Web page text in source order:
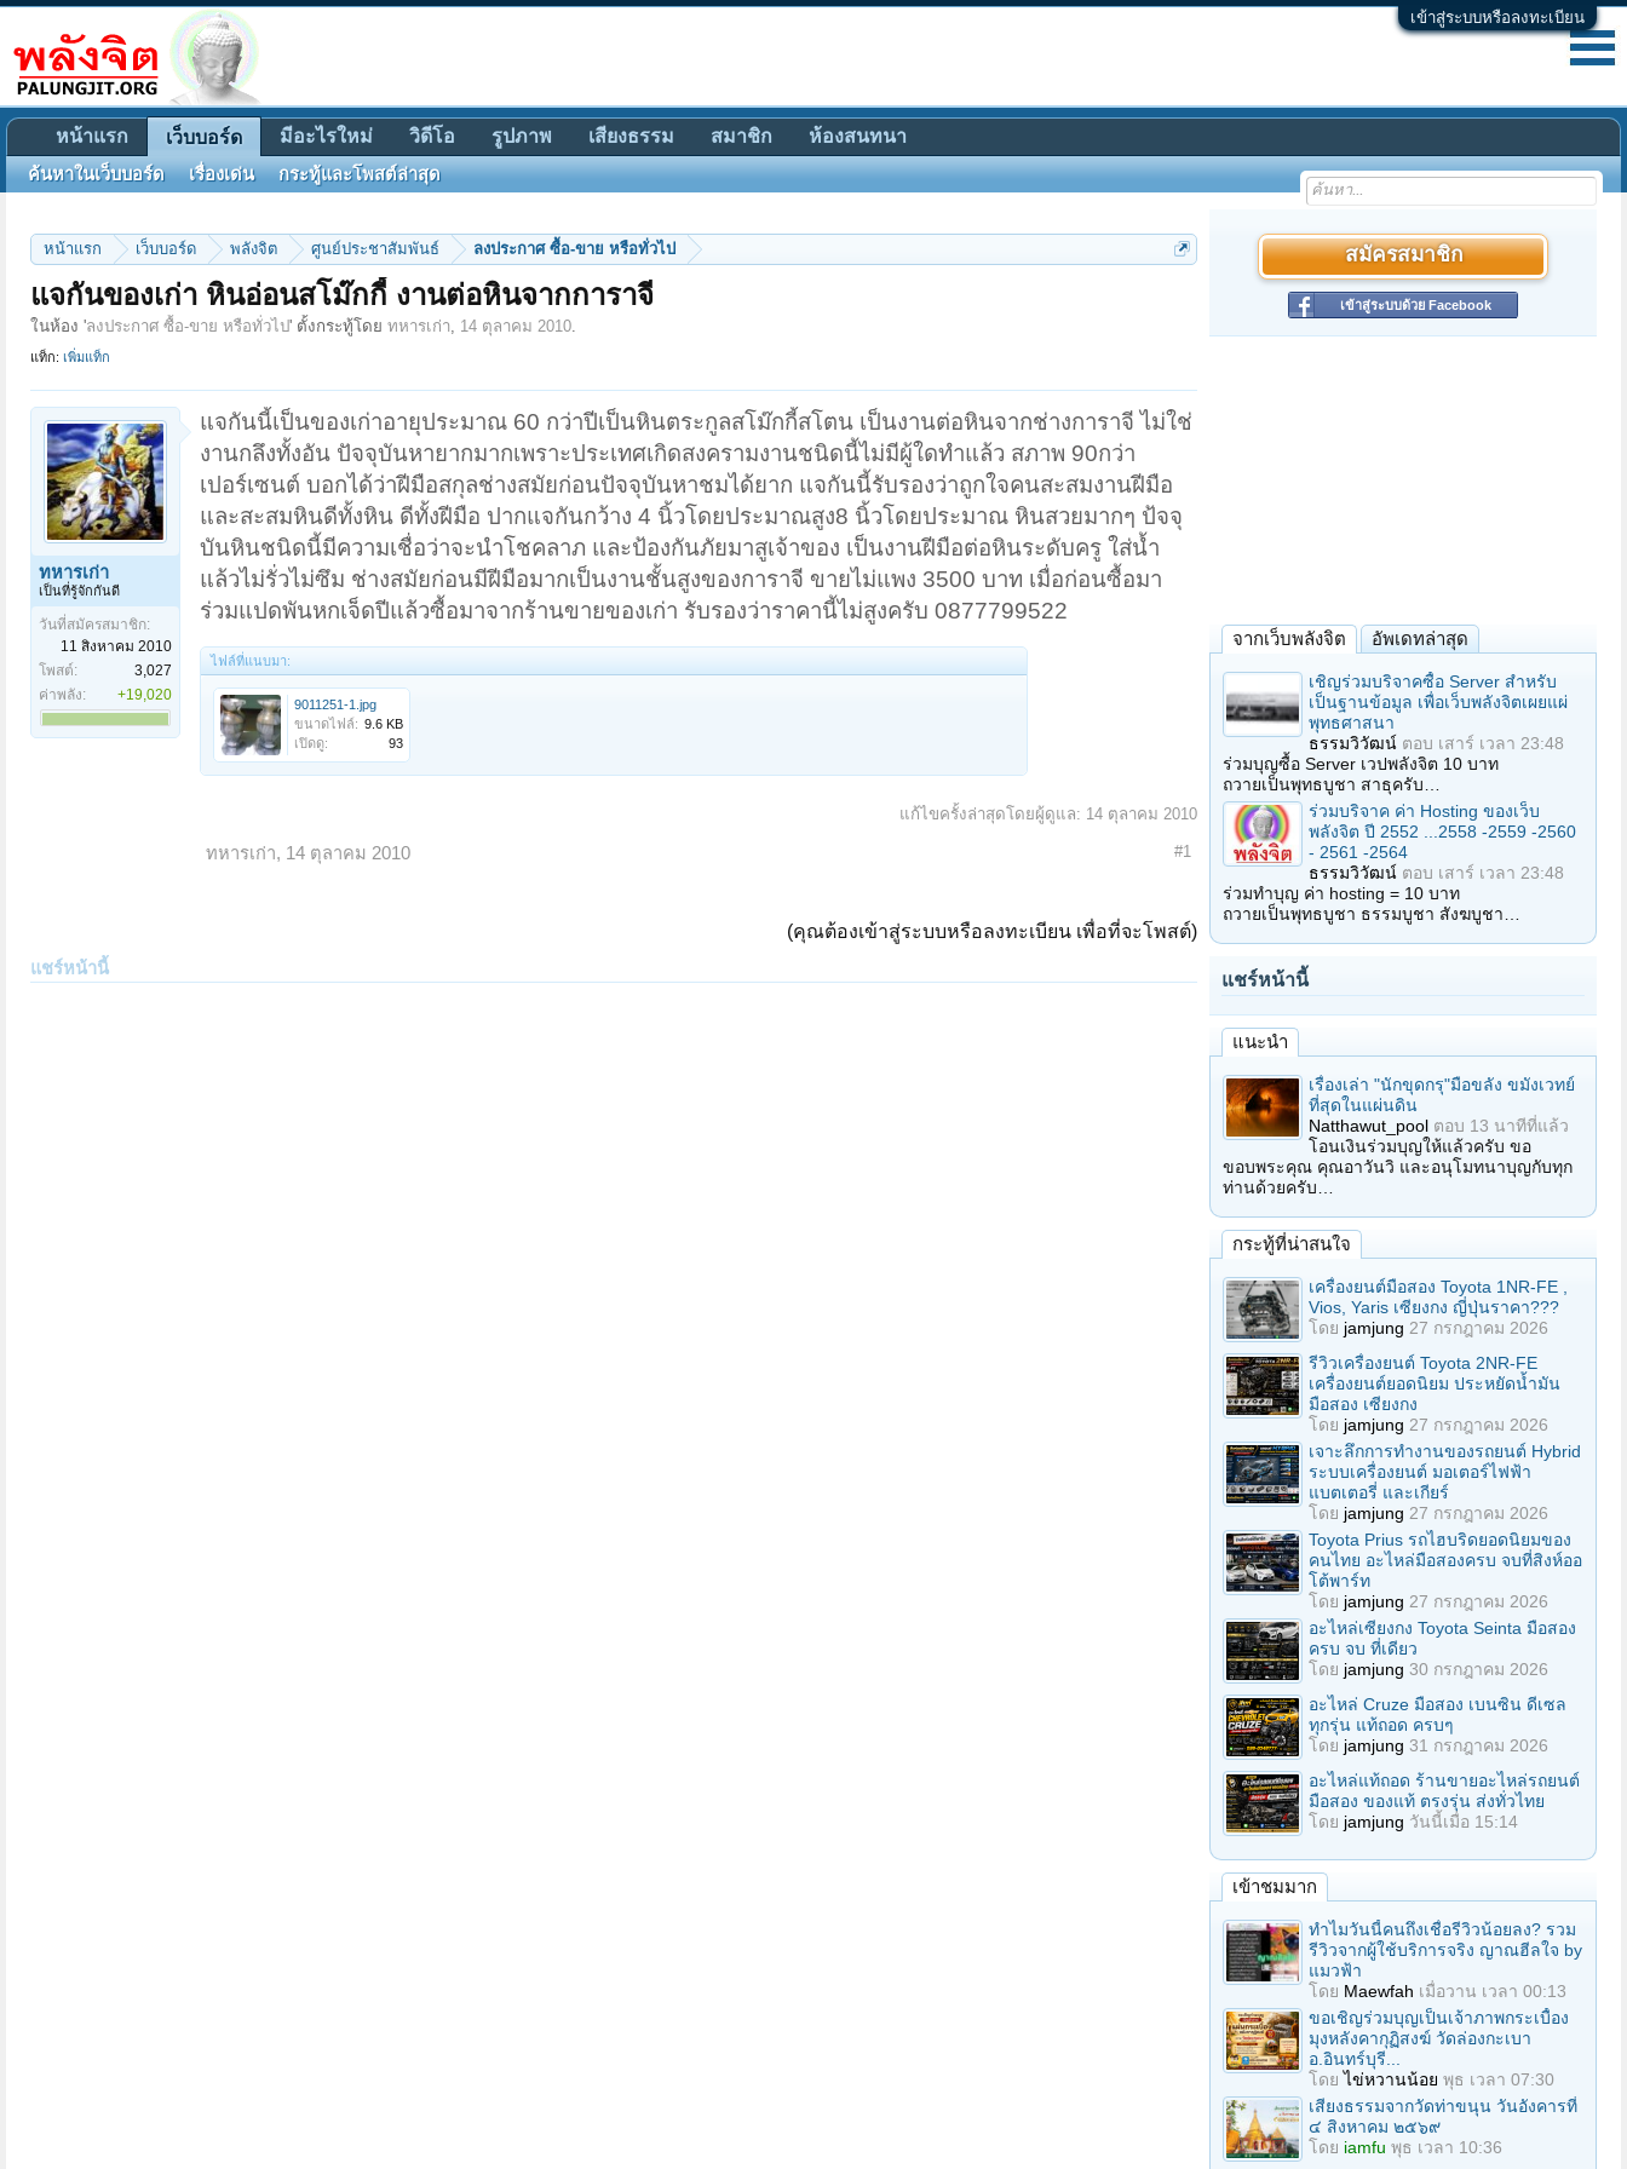
เข้าสู่ระบบหรือลงทะเบียน
หน้าแรก เว็บบอร์ด พลังจิต ศูนย์ประชาสัมพันธ์ ลงประกาศ ซื้อ-ขาย หรือทั่วไป
แจกันของเก่า หินอ่อนสโม๊กกี้ งานต่อหินจากการาจี
ในห้อง 'ลงประกาศ ซื้อ-ขาย หรือทั่วไป' ตั้งกระทู้โดย ทหารเก่า, 14 ตุลาคม 2010.
แท็ก: เพิ่มแท็ก
ทหารเก่า
เป็นที่รู้จักกันดี
วันที่สมัครสมาชิก:
11 สิงหาคม 2010
โพสต์:
3,027
ค่าพลัง:
+19,020
แจกันนี้เป็นของเก่าอายุประมาณ 60 กว่าปีเป็นหินตระกูลสโม๊กกี้สโตน เป็นงานต่อหินจากช่างการาจี ไม่ใช่
งานกลึงทั้งอัน ปัจจุบันหายากมากเพราะประเทศเกิดสงครามงานชนิดนี้ไม่มีผู้ใดทำแล้ว สภาพ 90กว่า
เปอร์เซนต์ บอกได้ว่าฝีมือสกุลช่างสมัยก่อนปัจจุบันหาชมได้ยาก แจกันนี้รับรองว่าถูกใจคนสะสมงานฝีมือ
และสะสมหินดีทั้งหิน ดีทั้งฝีมือ ปากแจกันกว้าง 4 นิ้วโดยประมาณสูง8 นิ้วโดยประมาณ หินสวยมากๆ ป้จจุ
บันหินชนิดนี้มีความเชื่อว่าจะนำโชคลาภ และป้องกันภัยมาสูเจ้าของ เป็นงานฝีมือต่อหินระดับครู ใส่น้ำ
แล้วไม่รั่วไม่ซึม ช่างสมัยก่อนมีฝีมือมากเป็นงานชั้นสูงของการาจี ขายไม่แพง 3500 บาท เมื่อก่อนซื้อมา
ร่วมแปดพันหกเจ็ดปีแล้วซื้อมาจากร้านขายของเก่า รับรองว่าราคานี้ไม่สูงครับ 0877799522
ไฟล์ที่แนบมา:
9011251-1.jpg
ขนาดไฟล์: 9.6 KB
เปิดดู:
93
แก้ไขครั้งล่าสุดโดยผู้ดูแล: 14 ตุลาคม 2010
ทหารเก่า, 14 ตุลาคม 2010 #1
(คุณต้องเข้าสู่ระบบหรือลงทะเบียน เพื่อที่จะโพสต์)
แชร์หน้านี้
สมัครสมาชิก
เข้าสู่ระบบด้วย Facebook
จากเว็บพลังจิต อัพเดทล่าสุด
เชิญร่วมบริจาคซื้อ Server สำหรับ
เป็นฐานข้อมูล เพื่อเว็บพลังจิตเผยแผ่
พุทธศาสนา
ธรรมวิวัฒน์ ตอบ เสาร์ เวลา 23:48
ร่วมบุญซื้อ Server เวปพลังจิต 10 บาท
ถวายเป็นพุทธบูชา สาธุครับ…
ร่วมบริจาค ค่า Hosting ของเว็บ
พลังจิต ปี 2552 ...2558 -2559 -2560
- 2561 -2564
ธรรมวิวัฒน์ ตอบ เสาร์ เวลา 23:48
ร่วมทำบุญ ค่า hosting = 10 บาท
ถวายเป็นพุทธบูชา ธรรมบูชา สังฆบูชา…
แชร์หน้านี้
แนะนำ
เรื่องเล่า "นักขุดกรุ"มือขลัง ขมังเวทย์
ที่สุดในแผ่นดิน
Natthawut_pool ตอบ 13 นาทีที่แล้ว
โอนเงินร่วมบุญให้แล้วครับ ขอ
ขอบพระคุณ คุณอาวันวิ และอนุโมทนาบุญกับทุก
ท่านด้วยครับ…
กระทู้ที่น่าสนใจ
เครื่องยนต์มือสอง Toyota 1NR-FE ,
Vios, Yaris เซียงกง ญี่ปุ่นราคา???
โดย jamjung 27 กรกฎาคม 2026
รีวิวเครื่องยนต์ Toyota 2NR-FE
เครื่องยนต์ยอดนิยม ประหยัดน้ำมัน
มือสอง เซียงกง
โดย jamjung 27 กรกฎาคม 2026
เจาะลึกการทำงานของรถยนต์ Hybrid
ระบบเครื่องยนต์ มอเตอร์ไฟฟ้า
แบตเตอรี่ และเกียร์
โดย jamjung 27 กรกฎาคม 2026
Toyota Prius รถไฮบริดยอดนิยมของ
คนไทย อะไหล่มือสองครบ จบที่สิงห์ออ
โต้พาร์ท
โดย jamjung 27 กรกฎาคม 2026
อะไหล่เซียงกง Toyota Seinta มือสอง
ครบ จบ ที่เดียว
โดย jamjung 30 กรกฎาคม 2026
อะไหล่ Cruze มือสอง เบนซิน ดีเซล
ทุกรุ่น แท้ถอด ครบๆ
โดย jamjung 31 กรกฎาคม 2026
อะไหล่แท้ถอด ร้านขายอะไหล่รถยนต์
มือสอง ของแท้ ตรงรุ่น ส่งทั่วไทย
โดย jamjung วันนี้เมื่อ 15:14
เข้าชมมาก
ทำไมวันนี้คนถึงเชื่อรีวิวน้อยลง? รวม
รีวิวจากผู้ใช้บริการจริง ญาณฮีลใจ by
แมวฟ้า
โดย Maewfah เมื่อวาน เวลา 00:13
ขอเชิญร่วมบุญเป็นเจ้าภาพกระเบื้อง
มุงหลังคากุฏิสงฆ์ วัดล่องกะเบา
อ.อินทร์บุรี...
โดยไข่หวานน้อย พุธ เวลา 07:30
เสียงธรรมจากวัดท่าขนุน วันอังคารที่
๔ สิงหาคม ๒๕๖๙
โดย iamfu พุธ เวลา 10:36
หน้าแรก เว็บบอร์ด
ค้นหาในเว็บบอร์ด เรื่องเด่น กระทู้และโพสต์ล่าสุด
มีอะไรใหม่ วิดีโอ รูปภาพ เสียงธรรม สมาชิก ห้องสนทนา